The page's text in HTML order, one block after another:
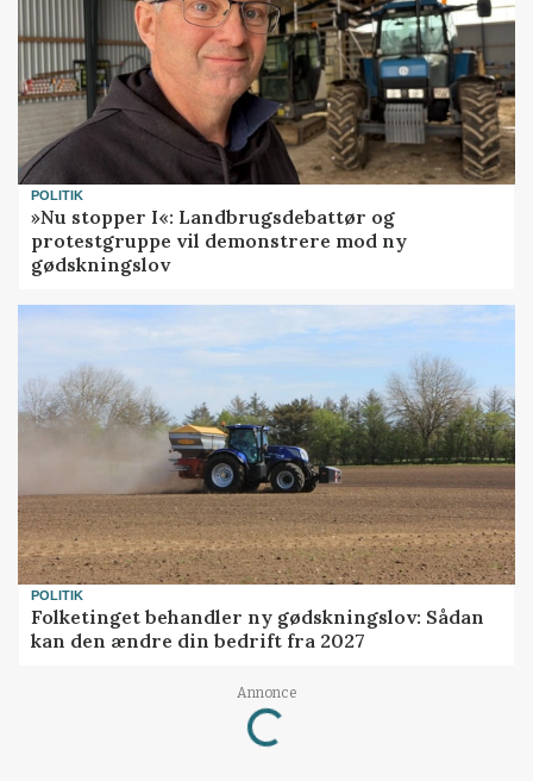
POLITIK
»Nu stopper I«: Landbrugsdebattør og
protestgruppe vil demonstrere mod ny
gødskningslov
POLITIK
Folketinget behandler ny gødskningslov: Sådan
kan den ændre din bedrift fra 2027
Annonce
Loading...